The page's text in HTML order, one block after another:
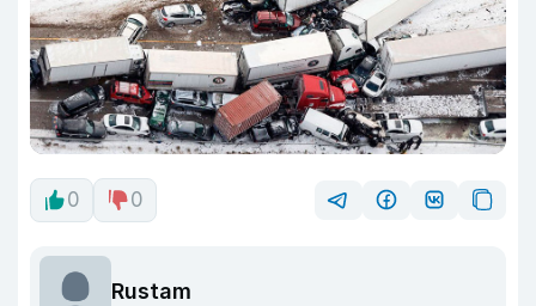
0 0
Rustam